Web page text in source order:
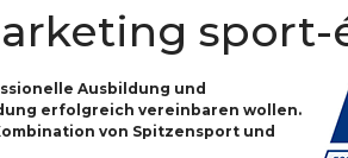
sport-
Ausbildung und
erfolgreich vereinbaren wollen.
von Spitzensport und